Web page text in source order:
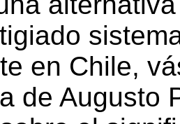
en Chile,
de Augusto